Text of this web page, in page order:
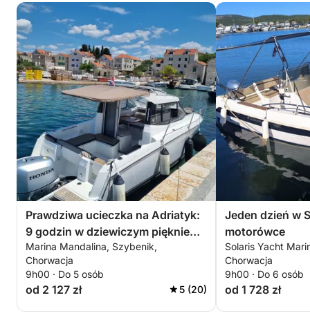
Prawdziwa ucieczka na Adriatyk:
9 godzin w dziewiczym pięknie
Szybenika
Marina Mandalina, Szybenik,
Chorwacja
9h00 · Do 5 osób
od 2 127 zł 5 (20)
Jeden dzień w
motorówce
Solaris Yacht
Chorwacja
9h00 · Do 6 osób
od 1 728 zł